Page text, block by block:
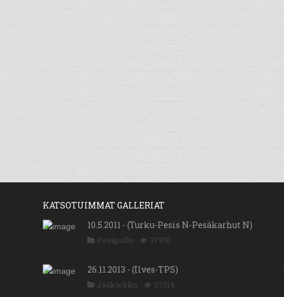
KATSOTUIMMAT GALLERIAT
10.5.2011 - (Turku-Pesis N-Pesäkarhut N)
Pesäpallo 37991
26.11.2013 - (Ilves-TPS)
Jääkiekko 37514